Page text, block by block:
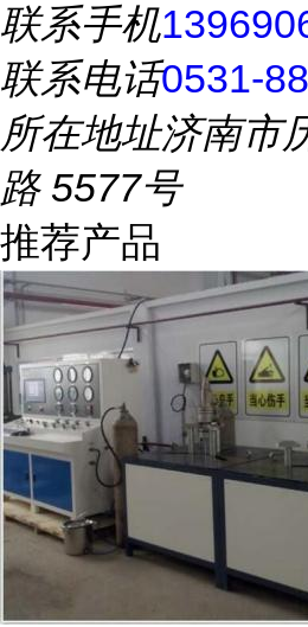
联系手机
联系电话0531-
所在地址济南市
路 5577号
推荐产品